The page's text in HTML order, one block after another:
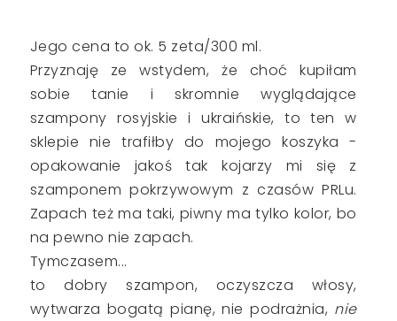
Jego cena to ok. 5 zeta/300 ml.
Przyznaję ze wstydem, że choć kupiłam
sobie tanie i skromnie wyglądające
szampony rosyjskie i ukraińskie, to ten w
sklepie nie trafiłby do mojego koszyka -
opakowanie jakoś tak kojarzy mi się z
szamponem pokrzywowym z czasów PRLu.
Zapach też ma taki, piwny ma tylko kolor, bo
na pewno nie zapach.
Tymczasem...
to dobry szampon, oczyszcza włosy,
wytwarza bogatą pianę, nie podrażnia, nie